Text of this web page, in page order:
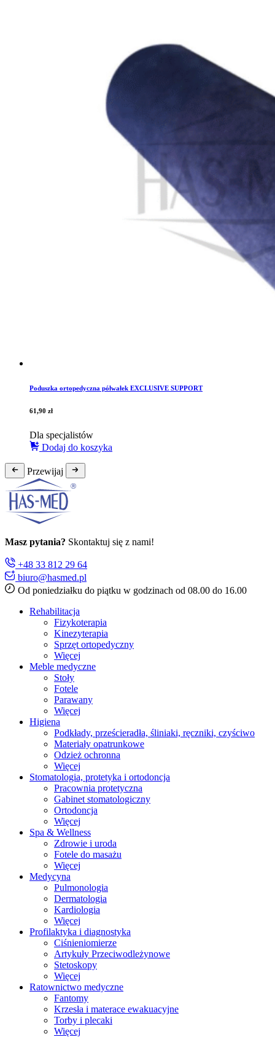
Poduszka ortopedyczna półwałek EXCLUSIVE SUPPORT
61,90 zł
Dla specjalistów
Dodaj do koszyka
Przewijaj
Masz pytania? Skontaktuj się z nami!
+48 33 812 29 64
biuro@hasmed.pl
Od poniedziałku do piątku w godzinach od 08.00 do 16.00
Rehabilitacja
Fizykoterapia
Kinezyterapia
Sprzęt ortopedyczny
Więcej
Meble medyczne
Stoły
Fotele
Parawany
Więcej
Higiena
Podkłady, prześcieradła, śliniaki, ręczniki, czyściwo
Materiały opatrunkowe
Odzież ochronna
Więcej
Stomatologia, protetyka i ortodoncja
Pracownia protetyczna
Gabinet stomatologiczny
Ortodoncja
Więcej
Spa & Wellness
Zdrowie i uroda
Fotele do masażu
Więcej
Medycyna
Pulmonologia
Dermatologia
Kardiologia
Więcej
Profilaktyka i diagnostyka
Ciśnieniomierze
Artykuły Przeciwodleżynowe
Stetoskopy
Więcej
Ratownictwo medyczne
Fantomy
Krzesła i materace ewakuacyjne
Torby i plecaki
Więcej